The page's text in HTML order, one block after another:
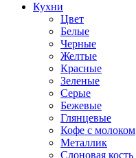
Кухни
Цвет
Белые
Черные
Желтые
Красные
Зеленые
Серые
Бежевые
Глянцевые
Кофе с молоком
Металлик
Слоновая кость